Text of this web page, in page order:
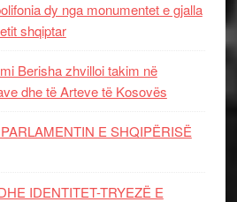
dy nga monumentet e gjalla
shqiptar
Berisha zhvilloi takim në
dhe të Arteve të Kosovës
E SHQIPËRISË
IDENTITET-TRYEZË E